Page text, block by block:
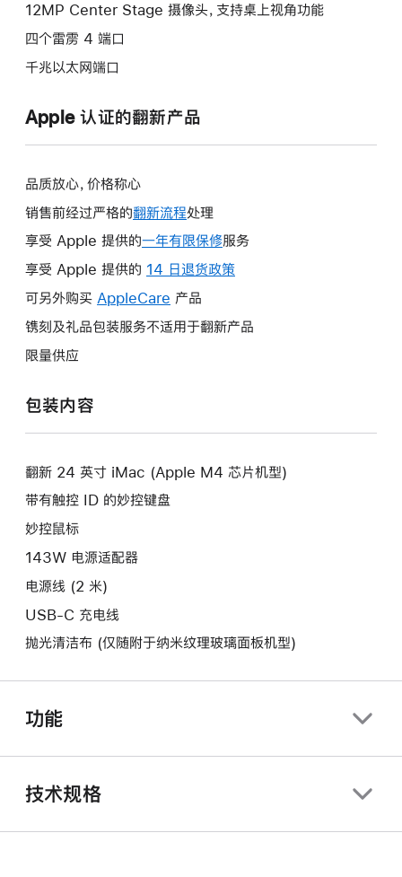
12MP Center Stage 摄像头，支持桌上视角功能
四个雷雳 4 端口
千兆以太网端口
Apple 认证的翻新产品
品质放心，价格称心
销售前经过严格的翻新流程处理
享受 Apple 提供的一年有限保修此
操
打
服务
享受 Apple 提供的 14 日退货政策
将
口。
可另外购买 AppleCare 此
操
新
窗
产品
镌刻及礼品包装服务不适用于翻新产品
限量供应
包装内容
翻新 24 英寸 iMac (Apple M4 芯片机型)
带有触控 ID 的妙控键盘
妙控鼠标
143W 电源适配器
电源线 (2 米)
USB-C 充电线
抛光清洁布 (仅随附于纳米纹理玻璃面板机型)
功能
技术规格